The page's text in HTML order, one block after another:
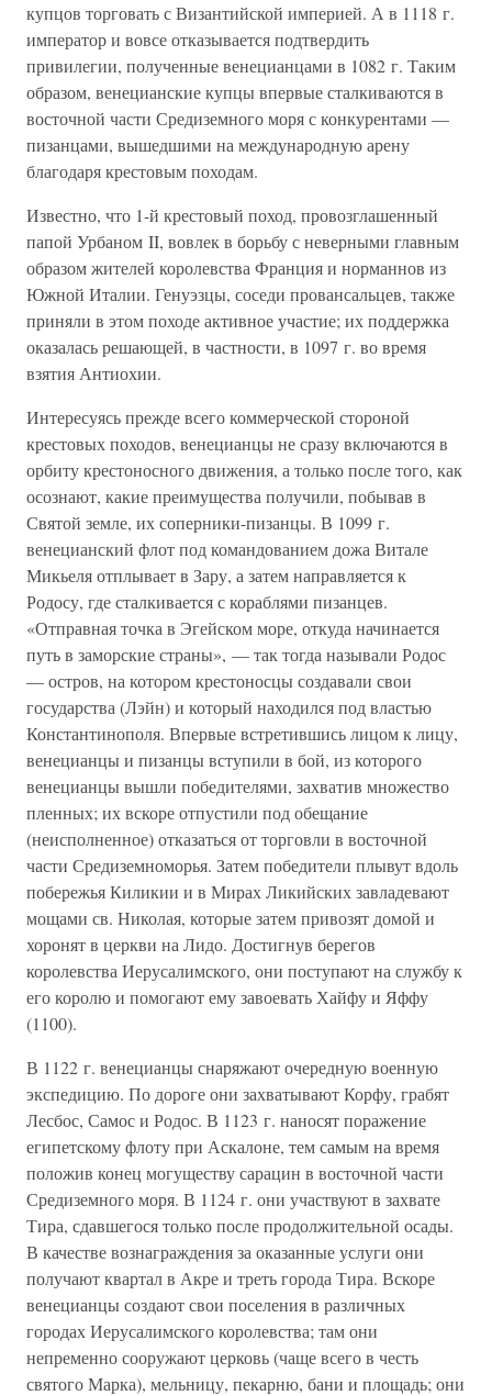
купцов торговать с Византийской империей. А в 1118 г.
император и вовсе отказывается подтвердить
привилегии, полученные венецианцами в 1082 г. Таким
образом, венецианские купцы впервые сталкиваются в
восточной части Средиземного моря с конкурентами —
пизанцами, вышедшими на международную арену
благодаря крестовым походам.
Известно, что 1-й крестовый поход, провозглашенный
папой Урбаном II, вовлек в борьбу с неверными главным
образом жителей королевства Франция и норманнов из
Южной Италии. Генуэзцы, соседи провансальцев, также
приняли в этом походе активное участие; их поддержка
оказалась решающей, в частности, в 1097 г. во время
взятия Антиохии.
Интересуясь прежде всего коммерческой стороной
крестовых походов, венецианцы не сразу включаются в
орбиту крестоносного движения, а только после того, как
осознают, какие преимущества получили, побывав в
Святой земле, их соперники-пизанцы. В 1099 г.
венецианский флот под командованием дожа Витале
Микьеля отплывает в Зару, а затем направляется к
Родосу, где сталкивается с кораблями пизанцев.
«Отправная точка в Эгейском море, откуда начинается
путь в заморские страны», — так тогда называли Родос
— остров, на котором крестоносцы создавали свои
государства (Лэйн) и который находился под властью
Константинополя. Впервые встретившись лицом к лицу,
венецианцы и пизанцы вступили в бой, из которого
венецианцы вышли победителями, захватив множество
пленных; их вскоре отпустили под обещание
(неисполненное) отказаться от торговли в восточной
части Средиземноморья. Затем победители плывут вдоль
побережья Киликии и в Мирах Ликийских завладевают
мощами св. Николая, которые затем привозят домой и
хоронят в церкви на Лидо. Достигнув берегов
королевства Иерусалимского, они поступают на службу к
его королю и помогают ему завоевать Хайфу и Яффу
(1100).
В 1122 г. венецианцы снаряжают очередную военную
экспедицию. По дороге они захватывают Корфу, грабят
Лесбос, Самос и Родос. В 1123 г. наносят поражение
египетскому флоту при Аскалоне, тем самым на время
положив конец могуществу сарацин в восточной части
Средиземного моря. В 1124 г. они участвуют в захвате
Тира, сдавшегося только после продолжительной осады.
В качестве вознаграждения за оказанные услуги они
получают квартал в Акре и треть города Тира. Вскоре
венецианцы создают свои поселения в различных
городах Иерусалимского королевства; там они
непременно сооружают церковь (чаще всего в честь
святого Марка), мельницу, пекарню, бани и площадь; они